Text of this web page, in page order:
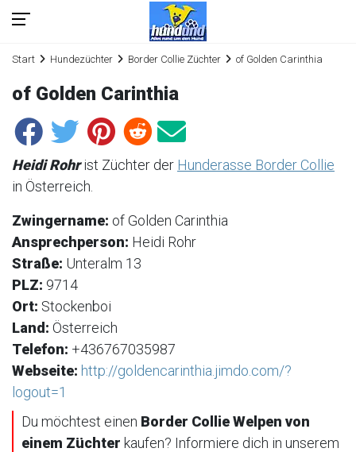
Start Hundezüchter Border Collie Züchter of Golden Carinthia
of Golden Carinthia
Heidi Rohrist Züchter der Hunderasse Border Collie
in Österreich.
Zwingername: of Golden Carinthia
Ansprechperson: Heidi Rohr
Straße: Unteralm 13
PLZ: 9714
Ort: Stockenboi
Land: Österreich
Telefon: +436767035987
Webseite: http://goldencarinthia.jimdo.com/?
logout=1
Du möchtest einen Border Collie Welpen von
einem Züchter kaufen? Informiere dich in unserem